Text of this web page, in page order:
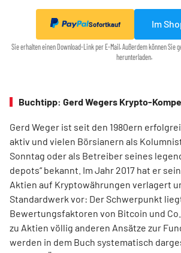
Sofortkauf Im
Sie erhalten einen Download-Link per E-Mail. Außerdem können Sie
herunterladen.
Buchtipp: Gerd Wegers Krypto-
Gerd Weger ist seit den 1980ern
aktiv und vielen Börsianern als
Sonntag oder als Betreiber seines
depots“ bekannt. Im Jahr 2017 hat er
Aktien auf Kryptowährungen verlagert
Standardwerk vor: Der Schwerpunkt
Bewertungsfaktoren von Bitcoin und
zu Aktien völlig anderen Ansätze zur
werden in dem Buch systematisch